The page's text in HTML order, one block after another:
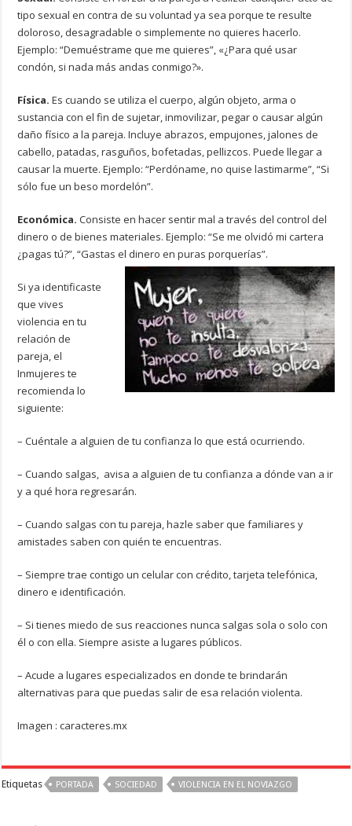
tipo sexual en contra de su voluntad ya sea porque te resulte
doloroso, desagradable o simplemente no quieres hacerlo.
Ejemplo: “Demuéstrame que me quieres”, «¿Para qué usar
condón, si nada más andas conmigo?».
Física.Es cuando se utiliza el cuerpo, algún objeto, arma o
sustancia con el fin de sujetar, inmovilizar, pegar o causar algún
daño físico a la pareja. Incluye abrazos, empujones, jalones de
cabello, patadas, rasguños, bofetadas, pellizcos. Puede llegar a
causar la muerte. Ejemplo: “Perdóname, no quise lastimarme”, “Si
sólo fue un beso mordelón”.
Económica.Consiste en hacer sentir mal a través del control del
dinero o de bienes materiales. Ejemplo: “Se me olvidó mi cartera
¿pagas tú?”, “Gastas el dinero en puras porquerías”.
Si ya identificaste
que vives
violencia en tu
relación de
pareja, el
Inmujeres te
recomienda lo
siguiente:
– Cuéntale a alguien de tu confianza lo que está ocurriendo.
– Cuando salgas, avisa a alguien de tu confianza a dónde van a ir
y a qué hora regresarán.
– Cuando salgas con tu pareja, hazle saber que familiares y
amistades saben con quién te encuentras.
– Siempre trae contigo un celular con crédito, tarjeta telefónica,
dinero e identificación.
– Si tienes miedo de sus reacciones nunca salgas sola o solo con
él o con ella. Siempre asiste a lugares públicos.
– Acude a lugares especializados en donde te brindarán
alternativas para que puedas salir de esa relación violenta.
Imagen : caracteres.mx
Etiquetas PORTADA SOCIEDAD VIOLENCIA EN EL NOVIAZGO